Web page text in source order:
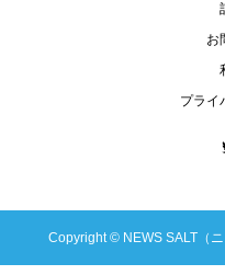
お
プライ
Copyright © NEWS SALT（